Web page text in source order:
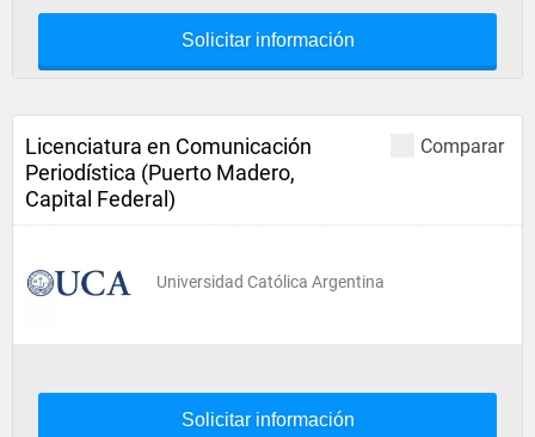
Solicitar información
Comparar
Licenciatura en Comunicación
Periodística (Puerto Madero,
Capital Federal)
Universidad Católica Argentina
Solicitar información